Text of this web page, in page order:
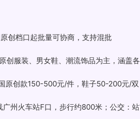
创档口起批量可协商，支持混批
创服装、男女鞋、潮流饰品为主，涵盖
原创款150-500元/件，鞋子50-200元/
州火车站F口，步行约800米；公交：